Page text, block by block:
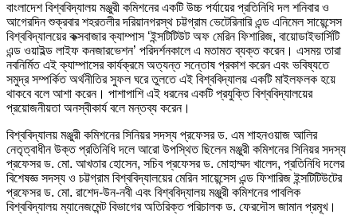
বাংলাদেশ বিশ্ববিদ্যালয় মঞ্জুরী কমিশনের একটি উচ্চ পর্যায়ের প্রতিনিধি দল শনিবার ও
আগেরদিন শুক্রবার শহরতলীর দরিয়ানগরস্থ চট্টগ্রাম ভেটেরিনারি এন্ড এনিমেল সায়েন্সেস
বিশ্ববিদ্যালয়ের কক্সবাজার ক্যাম্পাস ‘ইন্সটিটিউট অফ মেরিন ফিশারিজ, বায়োডাইভার্সিটি
এন্ড ওয়াইল্ড লাইফ কনজারভেশন’ পরিদর্শনকালে এ মতামত ব্যক্ত করেন। এসময় তারা
নবনির্মিত এই ক্যাম্পাসের কার্যক্রমে অত্যন্ত সন্তোষ প্রকাশ করেন এবং ভবিষ্যতে
সমুদ্র সম্পর্কিত অর্থনীতির সুফল ঘরে তুলতে এই বিশ্ববিদ্যালয় একটি মাইলফলক হয়ে
থাকবে বলে আশা করেন। পাশাপাশি এই ধরনের একটি প্রযুক্তি বিশ্ববিদ্যালয়ের
প্রয়োজনীয়তা অনস্বীকার্য বলে মন্তব্য করেন।
বিশ্ববিদ্যালয় মঞ্জুরী কমিশনের সিনিয়র সদস্য প্রফেসর ড. এম শাহনওয়াজ আলির
নেতৃত্বাধীন উক্ত প্রতিনিধি দলে আরো উপস্থিত ছিলেন মঞ্জুরী কমিশনের সিনিয়র সদস্য
প্রফেসর ড. মো. আখতার হোসেন, সচিব প্রফেসর ড. মোহাম্মদ খালেদ, প্রতিনিধি দলের
বিশেষজ্ঞ সদস্য ও চট্টগ্রাম বিশ্ববিদ্যালয়ের মেরিন সায়েন্সেস এন্ড ফিশারিজ ইন্সটিটিউটের
প্রফেসর ড. মো. রাশেদ-উন-নবী এবং বিশ্ববিদ্যালয় মঞ্জুরী কমিশনের পাবলিক
বিশ্ববিদ্যালয় ম্যানেজমেন্ট বিভাগের অতিরিক্ত পরিচালক ড. ফেরদৌস জামান প্রমূখ।